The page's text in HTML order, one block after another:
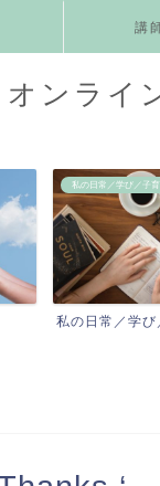
講
オンライ
お知らせ
お知らせ